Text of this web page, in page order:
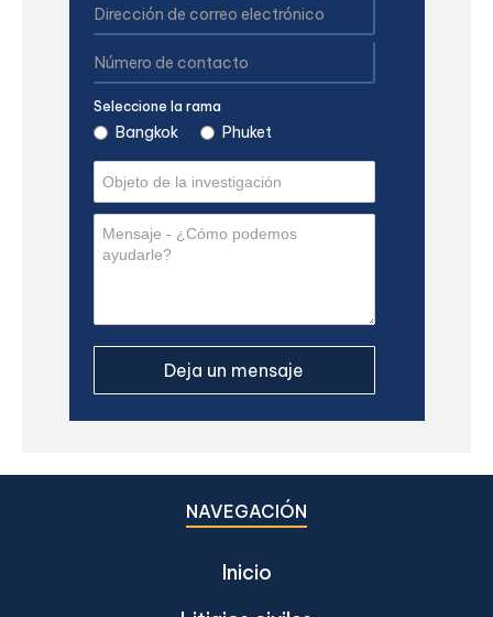
Seleccione la rama
Bangkok Phuket
NAVEGACIÓN
Inicio